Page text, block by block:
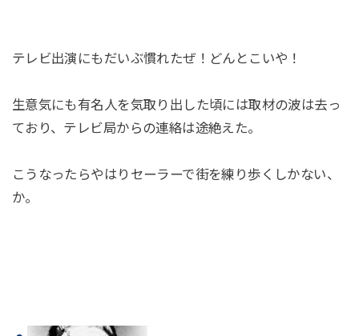
テレビ出演にもだいぶ慣れたぜ！どんとこいや！
生意気にも有名人を気取り出した頃には取材の波は去っ
ており、テレビ局からの連絡は途絶えた。
こうなったらやはりセーラーで街を練り歩くしかない、
か。